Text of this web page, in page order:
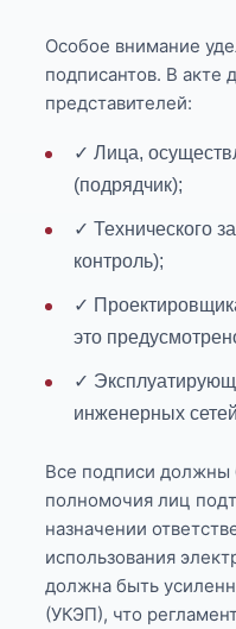
Особое внимание
подписантов. В акте
представителей:
✓ Лица,
(подрядчик);
✓ Технического
контроль);
✓
это
✓
инженерных
Все подписи
полномочия лиц
назначении
использования
должна быть
(УКЭП), что